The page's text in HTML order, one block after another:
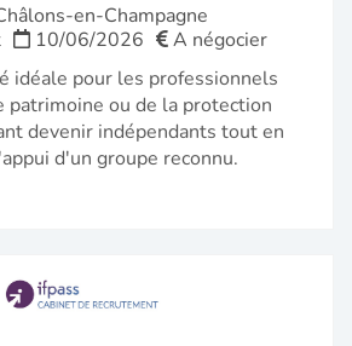
en-Champagne
10/06/2026
A négocier
idéale pour les professionnels
patrimoine ou de la protection
devenir indépendants tout en
d'un groupe reconnu.